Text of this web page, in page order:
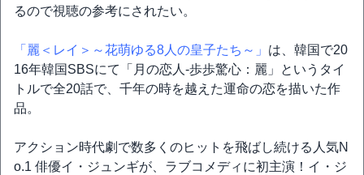
るので視聴の参考にされたい。
「麗＜レイ＞～花萌ゆる8人の皇子たち～」 は、韓国で20
16年韓国SBSにて「月の恋人-歩歩驚心：麗」というタイ
トルで全20話で、千年の時を越えた運命の恋を描いた作
品。
アクション時代劇で数多くのヒットを飛ばし続ける人気N
o.1 俳優イ・ジュンギが、ラブコメディに初主演！イ・ジ